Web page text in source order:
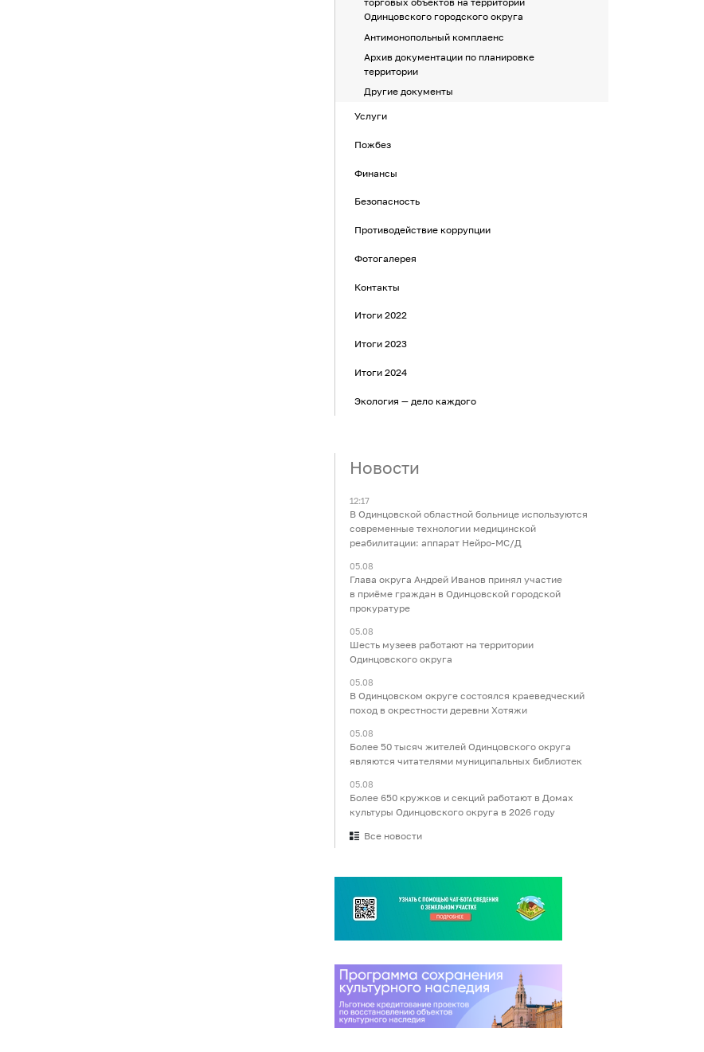
Одинцовского городского округа
Антимонопольный комплаенс
Архив документации по планировке
территории
Другие документы
Услуги
Пожбез
Финансы
Безопасность
Противодействие коррупции
Фотогалерея
Контакты
Итоги 2022
Итоги 2023
Итоги 2024
Экология — дело каждого
Новости
12:17
В Одинцовской областной больнице используются
современные технологии медицинской
реабилитации: аппарат Нейро-МС/Д
05.08
Глава округа Андрей Иванов принял участие
в приёме граждан в Одинцовской городской
прокуратуре
05.08
Шесть музеев работают на территории
Одинцовского округа
05.08
В Одинцовском округе состоялся краеведческий
поход в окрестности деревни Хотяжи
05.08
Более 50 тысяч жителей Одинцовского округа
являются читателями муниципальных библиотек
05.08
Более 650 кружков и секций работают в Домах
культуры Одинцовского округа в 2026 году
Все новости